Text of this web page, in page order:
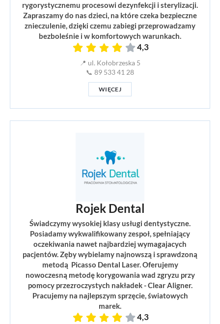
rygorystycznemu procesowi dezynfekcji i sterylizacji.
Zapraszamy do nas dzieci, na które czeka bezpieczne
znieczulenie, dzięki czemu zabiegi przeprowadzamy
bezboleśnie i w komfortowych warunkach.
4,3
📍 ul. Kołobrzeska 5
📞 89 533 41 28
WIĘCEJ
Rojek Dental
Świadczymy wysokiej klasy usługi dentystyczne.
Posiadamy wykwalifikowany zespoł, spełniający
oczekiwania nawet najbardziej wymagajacych
pacjentów. Zęby wybielamy najnowszą i sprawdzoną
metodą Picasso Dental Laser. Oferujemy
nowoczesną metodę korygowania wad zgryzu przy
pomocy przezroczystych nakładek - Clear Aligner.
Pracujemy na najlepszym sprzęcie, światowych
marek.
4,3